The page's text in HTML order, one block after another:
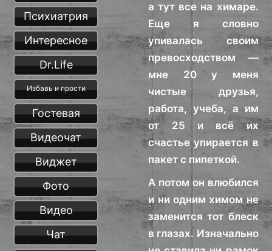
а тут все на химаре.
Еще я словно
упивалась своим
превосходством —
мне 20 у меня
чистые друзья,
работа, учеба, а им
от 25 и всё их
счастье упирается в
пакет с пипеткой.
А потом он влюбился
и ни одним химом не
заменится тот блеск
в глазах. Изначально
Психиатрия
Интересное
Dr.Life
Избавь и прости
Гостевая
Видеочат
Виджет
Фото
Видео
Чат